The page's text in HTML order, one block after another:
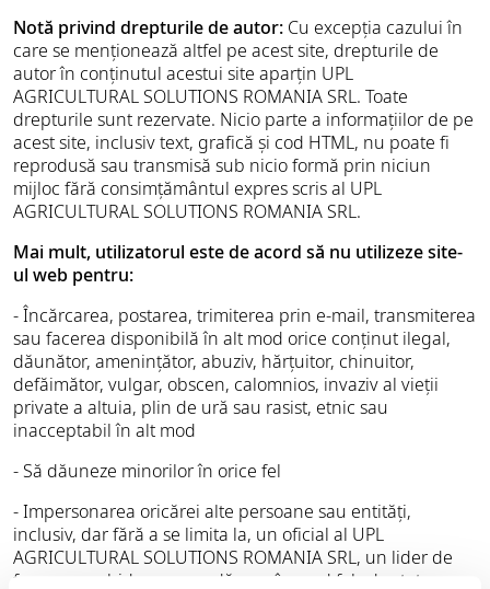
Notă privind drepturile de autor: Cu excepția cazului în
care se menționează altfel pe acest site, drepturile de
autor în conținutul acestui site aparțin UPL
AGRICULTURAL SOLUTIONS ROMANIA SRL. Toate
drepturile sunt rezervate. Nicio parte a informațiilor de pe
acest site, inclusiv text, grafică și cod HTML, nu poate fi
reprodusă sau transmisă sub nicio formă prin niciun
mijloc fără consimțământul expres scris al UPL
AGRICULTURAL SOLUTIONS ROMANIA SRL.
Mai mult, utilizatorul este de acord să nu utilizeze site-
ul web pentru:
- Încărcarea, postarea, trimiterea prin e-mail, transmiterea
sau facerea disponibilă în alt mod orice conținut ilegal,
dăunător, amenințător, abuziv, hărțuitor, chinuitor,
defăimător, vulgar, obscen, calomnios, invaziv al vieții
private a altuia, plin de ură sau rasist, etnic sau
inacceptabil în alt mod
- Să dăuneze minorilor în orice fel
- Impersonarea oricărei alte persoane sau entități,
inclusiv, dar fără a se limita la, un oficial al UPL
AGRICULTURAL SOLUTIONS ROMANIA SRL, un lider de
forum, un ghid sau o gazdă, sau în mod fals de stat sau